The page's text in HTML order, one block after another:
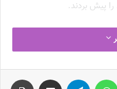
پیش بردند.
برنامه‌ریزی سازمان لیگ
خاتون بم که صدرنشین لیگ
پیکان تهران بود، شهرداری
رفت و ملوان بندرانزلی هم